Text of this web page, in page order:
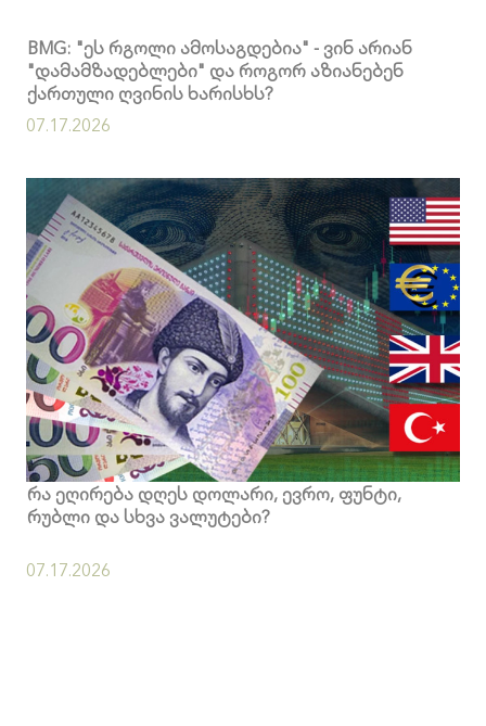
BMG: "ეს რგოლი ამოსაგდებია" - ვინ არიან
"დამამზადებლები" და როგორ აზიანებენ
ქართული ღვინის ხარისხს?
07.17.2026
რა ეღირება დღეს დოლარი, ევრო, ფუნტი,
რუბლი და სხვა ვალუტები?
07.17.2026